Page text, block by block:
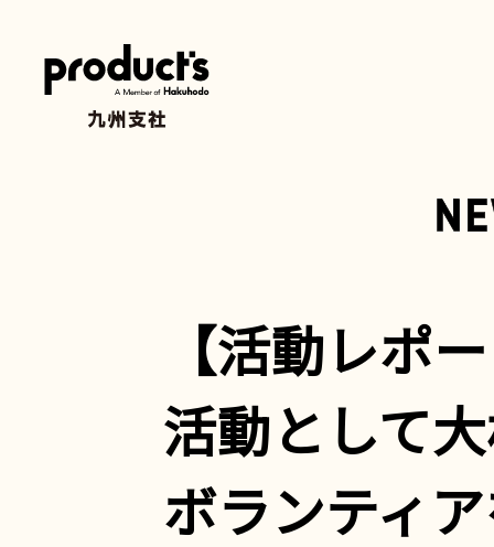
【活動レポ
活動として
ボランティ